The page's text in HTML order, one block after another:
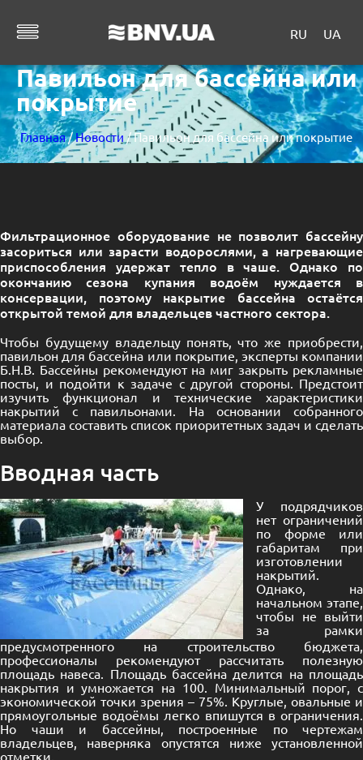
RU UA
Павильон для бассейна или
покрытие
Главная/Новости / Павильон для бассейна или покрытие
Фильтрационное оборудование не позволит бассейну
засориться или зарасти водорослями, а нагревающие
приспособления удержат тепло в чаше. Однако по
окончанию сезона купания водоём нуждается в
консервации, поэтому накрытие бассейна остаётся
открытой темой для владельцев частного сектора.
Чтобы будущему владельцу понять, что же приобрести,
павильон для бассейна или покрытие, эксперты компании
Б.Н.В. Бассейны рекомендуют на миг закрыть рекламные
посты, и подойти к задаче с другой стороны. Предстоит
изучить функционал и технические характеристики
накрытий с павильонами. На основании собранного
материала составить список приоритетных задач и сделать
выбор.
Вводная часть
У подрядчиков
нет ограничений
по форме или
габаритам при
изготовлении
накрытий.
Однако, на
начальном этапе,
чтобы не выйти
за рамки
предусмотренного на строительство бюджета,
профессионалы рекомендуют рассчитать полезную
площадь навеса. Площадь бассейна делится на площадь
накрытия и умножается на 100. Минимальный порог, с
экономической точки зрения – 75%. Круглые, овальные и
прямоугольные водоёмы легко впишутся в ограничения.
Но чаши и бассейны, построенные по чертежам
владельцев, наверняка опустятся ниже установленной
отметки.